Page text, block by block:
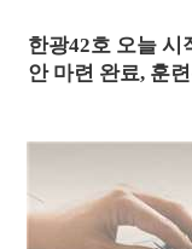
한광42호 오늘 시
안 마련 완료, 훈